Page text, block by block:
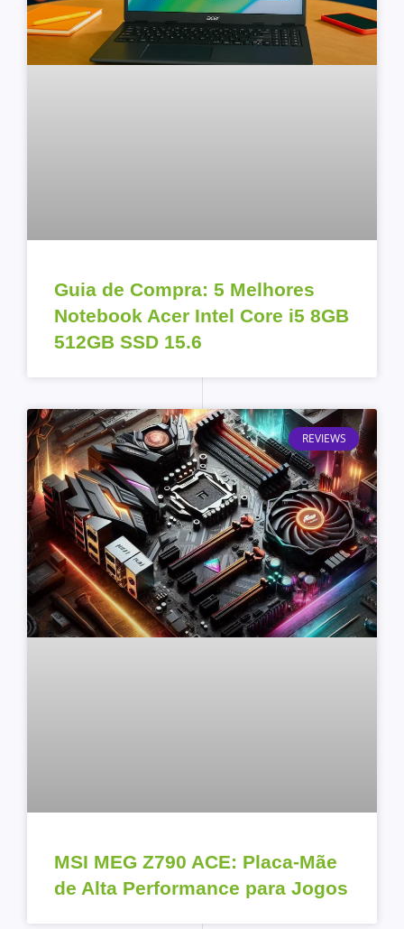
Guia de Compra: 5 Melhores
Notebook Acer Intel Core i5 8GB
512GB SSD 15.6
REVIEWS
MSI MEG Z790 ACE: Placa-Mãe
de Alta Performance para Jogos